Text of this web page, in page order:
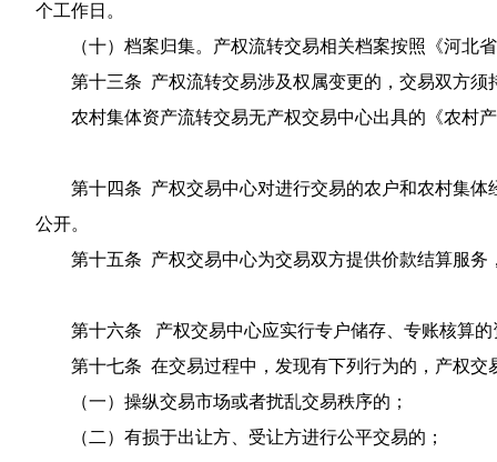
个工作日。
（十）档案归集。产权流转交易相关档案按照《河北
第十三条 产权流转交易涉及权属变更的，交易双方
农村集体资产流转交易无产权交易中心出具的《农村
第十四条 产权交易中心对进行交易的农户和农村集
公开。
第十五条 产权交易中心为交易双方提供价款结算服
第十六条 产权交易中心应实行专户储存、专账核算
第十七条 在交易过程中，发现有下列行为的，产权交
（一）操纵交易市场或者扰乱交易秩序的；
（二）有损于出让方、受让方进行公平交易的；